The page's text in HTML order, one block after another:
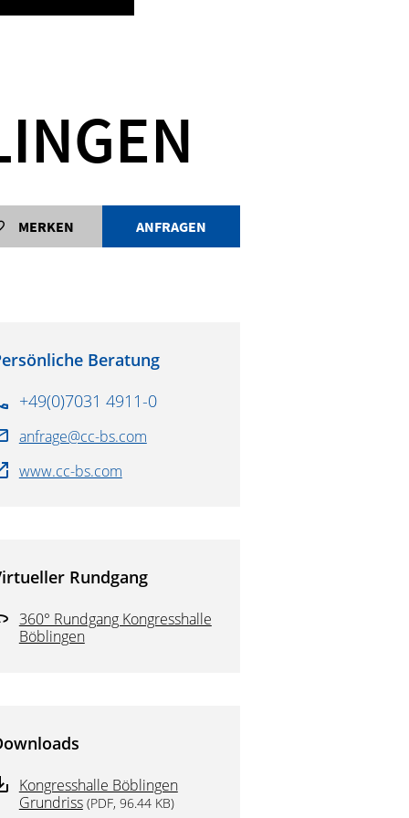
MERKEN ANFRAGEN
Beratung
+49(0)7031 4911-0
anfrage@cc-bs.com
www.cc-bs.com
Rundgang
360° Rundgang Kongresshalle
Böblingen
Kongresshalle Böblingen
Grundriss(PDF, 96.44 KB)